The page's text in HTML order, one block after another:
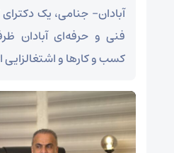
آبادان- جنامی، یک
فنی و حرفه‌ای آبادان
کسب و کارها و